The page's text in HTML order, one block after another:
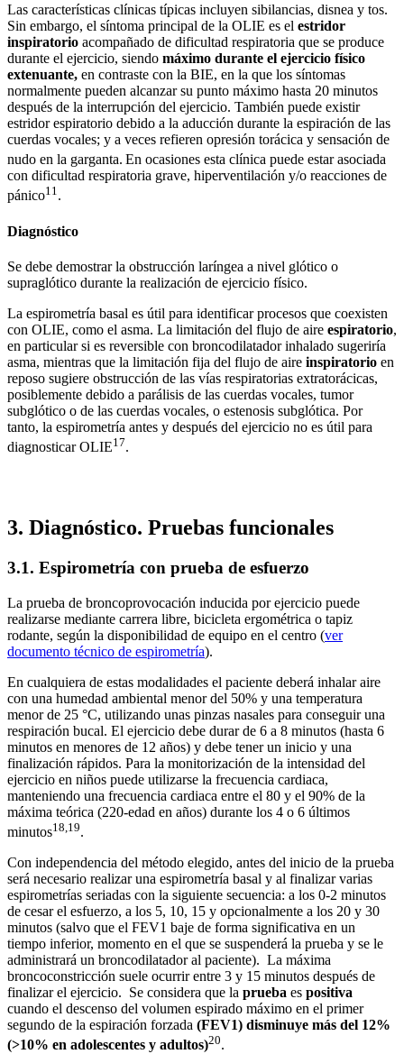
Las características clínicas típicas incluyen sibilancias, disnea y tos.
Sin embargo, el síntoma principal de la OLIE es el estridor
inspiratorio acompañado de dificultad respiratoria que se produce
durante el ejercicio, siendo máximo durante el ejercicio físico
extenuante, en contraste con la BIE, en la que los síntomas
normalmente pueden alcanzar su punto máximo hasta 20 minutos
después de la interrupción del ejercicio. También puede existir
estridor espiratorio debido a la aducción durante la espiración de las
cuerdas vocales; y a veces refieren opresión torácica y sensación de
nudo en la garganta. En ocasiones esta clínica puede estar asociada
con dificultad respiratoria grave, hiperventilación y/o reacciones de
pánico11.
Diagnóstico
Se debe demostrar la obstrucción laríngea a nivel glótico o
supraglótico durante la realización de ejercicio físico.
La espirometría basal es útil para identificar procesos que coexisten
con OLIE, como el asma. La limitación del flujo de aire espiratorio,
en particular si es reversible con broncodilatador inhalado sugeriría
asma, mientras que la limitación fija del flujo de aire inspiratorio en
reposo sugiere obstrucción de las vías respiratorias extratorácicas,
posiblemente debido a parálisis de las cuerdas vocales, tumor
subglótico o de las cuerdas vocales, o estenosis subglótica. Por
tanto, la espirometría antes y después del ejercicio no es útil para
diagnosticar OLIE17.
3. Diagnóstico. Pruebas funcionales
3.1. Espirometría con prueba de esfuerzo
La prueba de broncoprovocación inducida por ejercicio puede
realizarse mediante carrera libre, bicicleta ergométrica o tapiz
rodante, según la disponibilidad de equipo en el centro (ver
documento técnico de espirometría).
En cualquiera de estas modalidades el paciente deberá inhalar aire
con una humedad ambiental menor del 50% y una temperatura
menor de 25 °C, utilizando unas pinzas nasales para conseguir una
respiración bucal. El ejercicio debe durar de 6 a 8 minutos (hasta 6
minutos en menores de 12 años) y debe tener un inicio y una
finalización rápidos. Para la monitorización de la intensidad del
ejercicio en niños puede utilizarse la frecuencia cardiaca,
manteniendo una frecuencia cardiaca entre el 80 y el 90% de la
máxima teórica (220-edad en años) durante los 4 o 6 últimos
minutos18,19.
Con independencia del método elegido, antes del inicio de la prueba
será necesario realizar una espirometría basal y al finalizar varias
espirometrías seriadas con la siguiente secuencia: a los 0-2 minutos
de cesar el esfuerzo, a los 5, 10, 15 y opcionalmente a los 20 y 30
minutos (salvo que el FEV1 baje de forma significativa en un
tiempo inferior, momento en el que se suspenderá la prueba y se le
administrará un broncodilatador al paciente). La máxima
broncoconstricción suele ocurrir entre 3 y 15 minutos después de
finalizar el ejercicio. Se considera que la prueba es positiva
cuando el descenso del volumen espirado máximo en el primer
segundo de la espiración forzada (FEV1) disminuye más del 12%
(>10% en adolescentes y adultos)20.